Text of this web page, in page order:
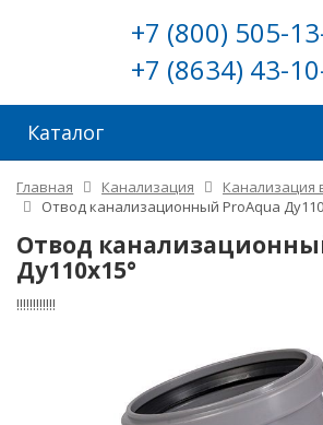
+7 (800) 505-
+7 (8634) 43-
Каталог
Главная Канализация
Канализация
Отвод канализационный ProAqua
Отвод
Ду110х15°
!!!!!!!!!!!!